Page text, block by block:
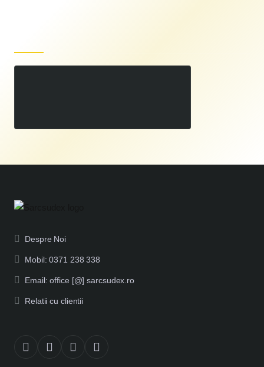
Despre Noi
Mobil: 0371 238 338
Email: office [@] sarcsudex.ro
Relatii cu clientii